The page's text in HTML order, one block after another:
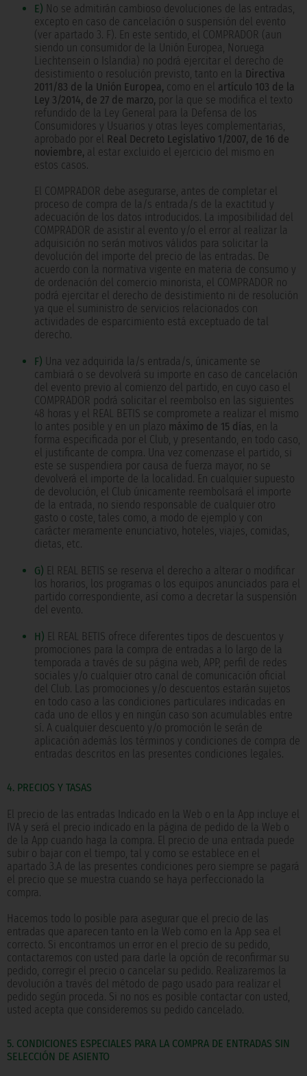
E) No se admitirán cambioso devoluciones de las entradas,
excepto en caso de cancelación o suspensión del evento
(ver apartado 3. F). En este sentido, el COMPRADOR (aun
siendo un consumidor de la Unión Europea, Noruega
Liechtensein o Islandia) no podrá ejercitar el derecho de
desistimiento o resolución previsto, tanto en la Directiva
2011/83 de la Unión Europea, como en el artículo 103 de la
Ley 3/2014, de 27 de marzo, por la que se modifica el texto
refundido de la Ley General para la Defensa de los
Consumidores y Usuarios y otras leyes complementarias,
aprobado por el Real Decreto Legislativo 1/2007, de 16 de
noviembre, al estar excluido el ejercicio del mismo en
estos casos.
El COMPRADOR debe asegurarse, antes de completar el
proceso de compra de la/s entrada/s de la exactitud y
adecuación de los datos introducidos. La imposibilidad del
COMPRADOR de asistir al evento y/o el error al realizar la
adquisición no serán motivos válidos para solicitar la
devolución del importe del precio de las entradas. De
acuerdo con la normativa vigente en materia de consumo y
de ordenación del comercio minorista, el COMPRADOR no
podrá ejercitar el derecho de desistimiento ni de resolución
ya que el suministro de servicios relacionados con
actividades de esparcimiento está exceptuado de tal
derecho.
F) Una vez adquirida la/s entrada/s, únicamente se
cambiará o se devolverá su importe en caso de cancelación
del evento previo al comienzo del partido, en cuyo caso el
COMPRADOR podrá solicitar el reembolso en las siguientes
48 horas y el REAL BETIS se compromete a realizar el mismo
lo antes posible y en un plazo máximo de 15 días, en la
forma especificada por el Club, y presentando, en todo caso,
el justificante de compra. Una vez comenzase el partido, si
este se suspendiera por causa de fuerza mayor, no se
devolverá el importe de la localidad. En cualquier supuesto
de devolución, el Club únicamente reembolsará el importe
de la entrada, no siendo responsable de cualquier otro
gasto o coste, tales como, a modo de ejemplo y con
carácter meramente enunciativo, hoteles, viajes, comidas,
dietas, etc.
G) El REAL BETIS se reserva el derecho a alterar o modificar
los horarios, los programas o los equipos anunciados para el
partido correspondiente, así como a decretar la suspensión
del evento.
H) El REAL BETIS ofrece diferentes tipos de descuentos y
promociones para la compra de entradas a lo largo de la
temporada a través de su página web, APP, perfil de redes
sociales y/o cualquier otro canal de comunicación oficial
del Club. Las promociones y/o descuentos estarán sujetos
en todo caso a las condiciones particulares indicadas en
cada uno de ellos y en ningún caso son acumulables entre
sí. A cualquier descuento y/o promoción le serán de
aplicación además los términos y condiciones de compra de
entradas descritos en las presentes condiciones legales.
4. PRECIOS Y TASAS
El precio de las entradas Indicado en la Web o en la App incluye el
IVA y será el precio indicado en la página de pedido de la Web o
de la App cuando haga la compra. El precio de una entrada puede
subir o bajar con el tiempo, tal y como se establece en el
apartado 3.A de las presentes condiciones pero siempre se pagará
el precio que se muestra cuando se haya perfeccionado la
compra.
Hacemos todo lo posible para asegurar que el precio de las
entradas que aparecen tanto en la Web como en la App sea el
correcto. Si encontramos un error en el precio de su pedido,
contactaremos con usted para darle la opción de reconfirmar su
pedido, corregir el precio o cancelar su pedido. Realizaremos la
devolución a través del método de pago usado para realizar el
pedido según proceda. Si no nos es posible contactar con usted,
usted acepta que consideremos su pedido cancelado.
5. CONDICIONES ESPECIALES PARA LA COMPRA DE ENTRADAS SIN
SELECCIÓN DE ASIENTO